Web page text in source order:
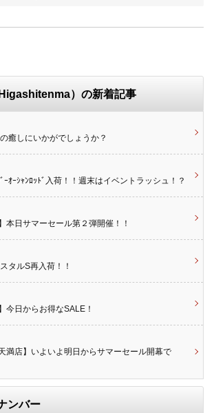
）の新着記事
癒しにいかがでしょうか？
ｰｵｰｼｬﾝﾛｯﾄﾞ入荷！！週末はイベントラッシュ！？
本日サマーセール第２弾開催！！
タルS再入荷！！
今日からお得なSALE！
満店】いよいよ明日からサマーセール開幕で
ンバー